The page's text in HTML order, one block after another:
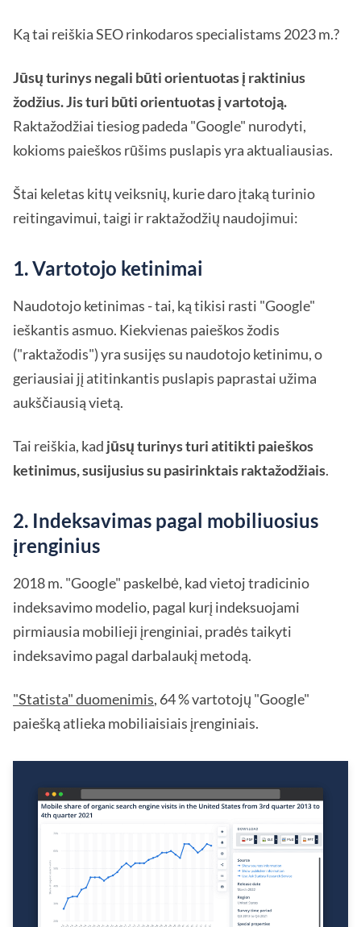
Ką tai reiškia SEO rinkodaros specialistams 2023 m.?
Jūsų turinys negali būti orientuotas į raktinius
žodžius. Jis turi būti orientuotas į vartotoją.
Raktažodžiai tiesiog padeda "Google" nurodyti,
kokioms paieškos rūšims puslapis yra aktualiausias.
Štai keletas kitų veiksnių, kurie daro įtaką turinio
reitingavimui, taigi ir raktažodžių naudojimui:
1. Vartotojo ketinimai
Naudotojo ketinimas - tai, ką tikisi rasti "Google"
ieškantis asmuo. Kiekvienas paieškos žodis
("raktažodis") yra susijęs su naudotojo ketinimu, o
geriausiai jį atitinkantis puslapis paprastai užima
aukščiausią vietą.
Tai reiškia, kad jūsų turinys turi atitikti paieškos
ketinimus, susijusius su pasirinktais raktažodžiais.
2. Indeksavimas pagal mobiliuosius
įrenginius
2018 m. "Google" paskelbė, kad vietoj tradicinio
indeksavimo modelio, pagal kurį indeksuojami
pirmiausia mobilieji įrenginiai, pradės taikyti
indeksavimo pagal darbalaukį metodą.
"Statista" duomenimis, 64 % vartotojų "Google"
paiešką atlieka mobiliaisiais įrenginiais.